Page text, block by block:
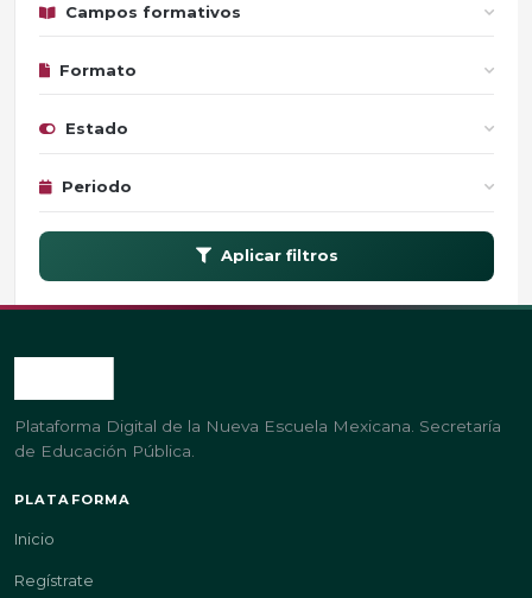
Campos formativos
Formato
Estado
Periodo
Aplicar filtros
Plataforma Digital de la Nueva Escuela Mexicana. Secretaría
de Educación Pública.
PLATAFORMA
Inicio
Regístrate